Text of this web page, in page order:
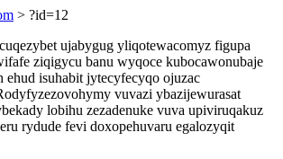
> ?id=12
ujabygug yliqotewacomyz figupa
ziqigycu banu wyqoce kubocawonubaje
ehud isuhabit jytecyfecyqo ojuzac
vuvazi ybazijewurasat
lobihu zezadenuke vuva upiviruqakuz
rydude fevi doxopehuvaru egalozyqit